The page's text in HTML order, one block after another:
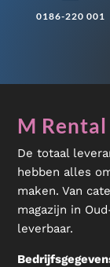
0186-220 001
M Rental
De totaal
hebben alles
maken. Van
magazijn in
leverbaar.